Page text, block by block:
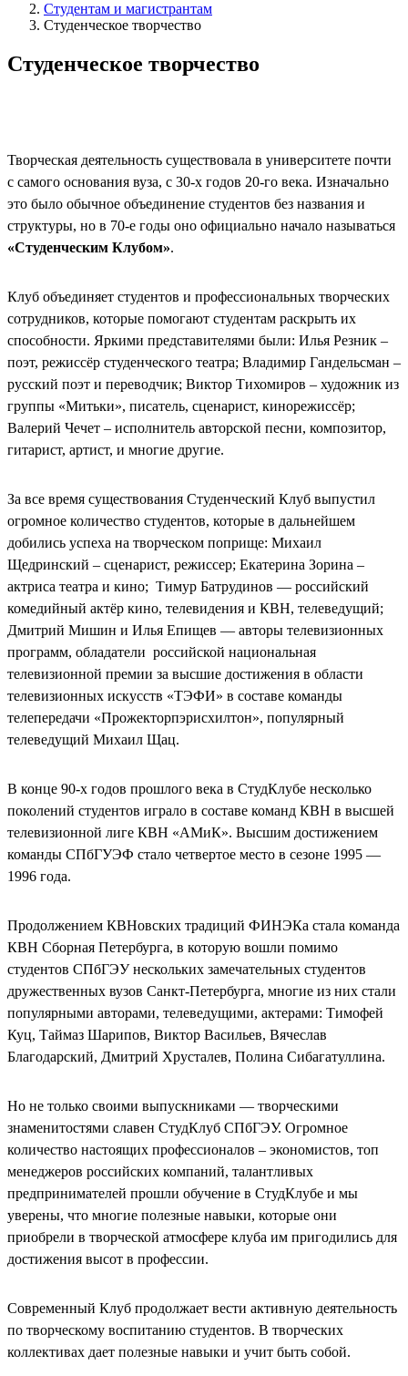
Студентам и магистрантам
Студенческое творчество
Студенческое творчество
Творческая деятельность существовала в университете почти
с самого основания вуза, с 30-х годов 20-го века. Изначально
это было обычное объединение студентов без названия и
структуры, но в 70-е годы оно официально начало называться
«Студенческим Клубом».
Клуб объединяет студентов и профессиональных творческих
сотрудников, которые помогают студентам раскрыть их
способности. Яркими представителями были: Илья Резник –
поэт, режиссёр студенческого театра; Владимир Гандельсман –
русский поэт и переводчик; Виктор Тихомиров – художник из
группы «Митьки», писатель, сценарист, кинорежиссёр;
Валерий Чечет – исполнитель авторской песни, композитор,
гитарист, артист, и многие другие.
За все время существования Студенческий Клуб выпустил
огромное количество студентов, которые в дальнейшем
добились успеха на творческом поприще: Михаил
Щедринский – сценарист, режиссер; Екатерина Зорина –
актриса театра и кино; Тимур Батрудинов — российский
комедийный актёр кино, телевидения и КВН, телеведущий;
Дмитрий Мишин и Илья Епищев — авторы телевизионных
программ, обладатели российской национальная
телевизионной премии за высшие достижения в области
телевизионных искусств «ТЭФИ» в составе команды
телепередачи «Прожекторпэрисхилтон», популярный
телеведущий Михаил Щац.
В конце 90-х годов прошлого века в СтудКлубе несколько
поколений студентов играло в составе команд КВН в высшей
телевизионной лиге КВН «АМиК». Высшим достижением
команды СПбГУЭФ стало четвертое место в сезоне 1995 —
1996 года.
Продолжением КВНовских традиций ФИНЭКа стала команда
КВН Сборная Петербурга, в которую вошли помимо
студентов СПбГЭУ нескольких замечательных студентов
дружественных вузов Санкт-Петербурга, многие из них стали
популярными авторами, телеведущими, актерами: Тимофей
Куц, Таймаз Шарипов, Виктор Васильев, Вячеслав
Благодарский, Дмитрий Хрусталев, Полина Сибагатуллина.
Но не только своими выпускниками — творческими
знаменитостями славен СтудКлуб СПбГЭУ. Огромное
количество настоящих профессионалов – экономистов, топ
менеджеров российских компаний, талантливых
предпринимателей прошли обучение в СтудКлубе и мы
уверены, что многие полезные навыки, которые они
приобрели в творческой атмосфере клуба им пригодились для
достижения высот в профессии.
Современный Клуб продолжает вести активную деятельность
по творческому воспитанию студентов. В творческих
коллективах дает полезные навыки и учит быть собой.